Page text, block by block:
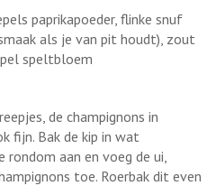
paprikapoeder, flinke snuf
als je van pit houdt), zout
speltbloem
de champignons in
fijn. Bak de kip in wat
aan en voeg de ui,
toe. Roerbak dit even